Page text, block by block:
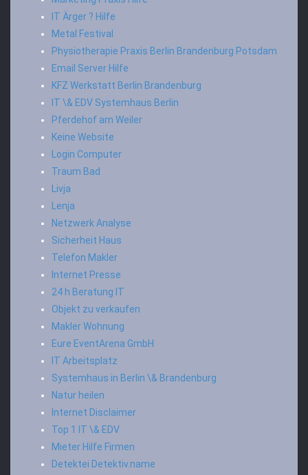
IT Ärger ? Hilfe
Metal Festival
Physiotherapie Praxis Berlin Brandenburg Potsdam
Email Server Hilfe
KFZ Werkstatt Berlin Brandenburg
IT \& EDV Systemhaus Berlin
Pferdehof am Weiler
Keine Website
Login Computer
Traum Bad
Livja
Lenja
Netzwerk Analyse
Sicherheit Haus
Telefon Makler
Internet Presse
24 h Beratung IT
Objekt zu verkaufen
Makler Wohnung
Eure EventArena GmbH
IT Arbeitsplatz
Systemhaus in Berlin \& Brandenburg
Natur heilen
Internet Disclaimer
Top 1 IT \& EDV
Mieter Hilfe Firmen
Detektei Detektiv.name